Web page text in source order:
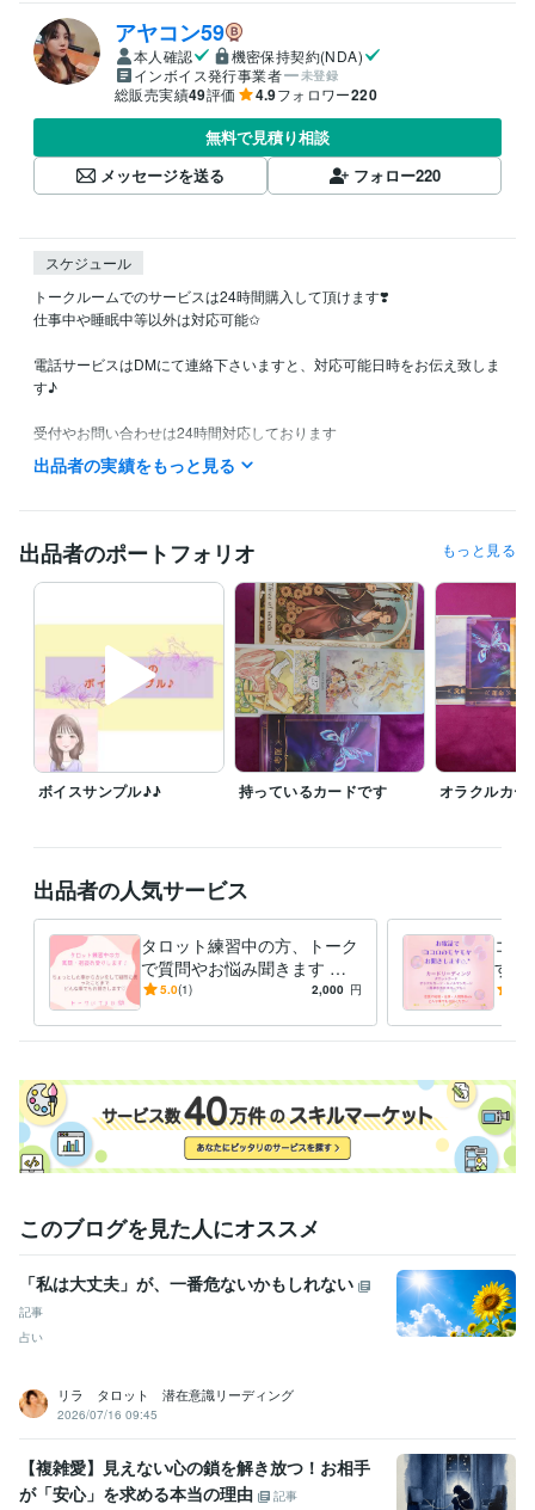
アヤコン59
本人確認
機密保持契約(NDA)
インボイス発行事業者
未登録
総販売実績49評価 4.9フォロワー220
無料で見積り相談
メッセージを送る
フォロー220
スケジュール
トークルームでのサービスは24時間購入して頂けます❣️
仕事中や睡眠中等以外は対応可能✩
電話サービスはDMにて連絡下さいますと、対応可能日時をお伝え致しま
す♪
受付やお問い合わせは24時間対応しております
お待たせしないようスムーズな対応を心掛けていますので、よろしくお
願いいたします(*´︶`*)
資格・検定
占い 恋愛 仕事 人間関係 なんでも
悩み相談・カウンセリング 傾聴・相談・雑談
愚痴 雑談 惚気 趣味
出品者の実績をもっと見る
出品者のポートフォリオ もっと見る
ボイスサンプル♪♪ 持っているカードです オラクルカー
出品者の人気サービス
タロット練習中の方、トーク
で質問やお悩み聞きます 練
習していて困ったことを、お
5.0(1) 2,000 円
ココ
す
軽
このブログを見た人にオススメ
「私は大丈夫」が、一番危ないかもしれない
記事
占い
リラ タロット 潜在意識リーディング
2026/07/16 09:45
【複雑愛】見えない心の鎖を解き放つ！お相手
が「安心」を求める本当の理由
記事